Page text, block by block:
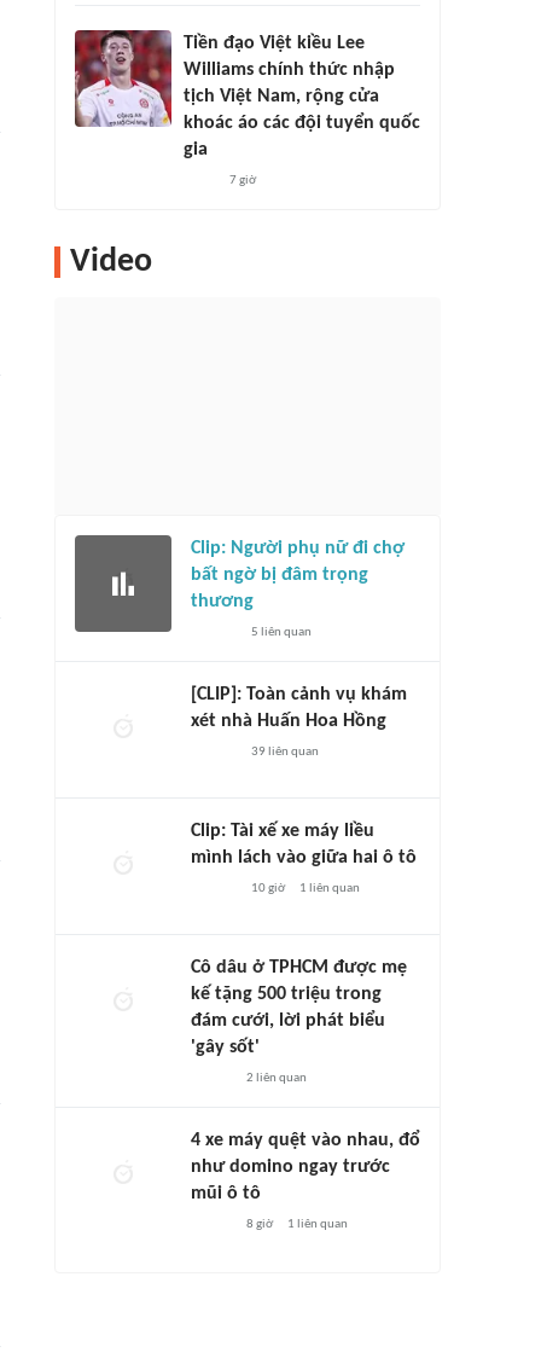
Tiền đạo Việt kiều Lee
Williams chính thức nhập
tịch Việt Nam, rộng cửa
khoác áo các đội tuyển quốc
gia
7 giờ
Video
Clip: Người phụ nữ đi chợ
bất ngờ bị đâm trọng
thương
5 liên quan
[CLIP]: Toàn cảnh vụ khám
xét nhà Huấn Hoa Hồng
39 liên quan
Clip: Tài xế xe máy liều
mình lách vào giữa hai ô tô
10 giờ 1 liên quan
Cô dâu ở TPHCM được mẹ
kế tặng 500 triệu trong
đám cưới, lời phát biểu
'gây sốt'
2 liên quan
4 xe máy quệt vào nhau, đổ
như domino ngay trước
mũi ô tô
8 giờ 1 liên quan